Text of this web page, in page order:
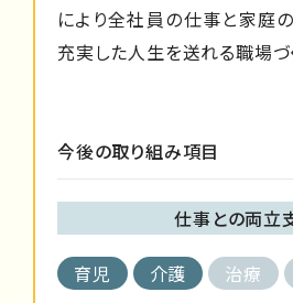
により全社員の仕事と家庭
充実した人生を送れる職場づ
今後の取り組み項目
仕事との両立
育児 介護 治療